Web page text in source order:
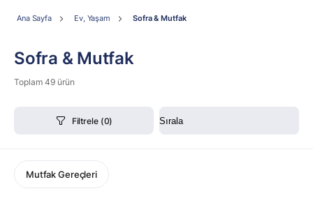
Ana Sayfa Ev, Yaşam Sofra & Mutfak
Sofra & Mutfak
Toplam 49 ürün
Filtrele (0)
Mutfak Gereçleri